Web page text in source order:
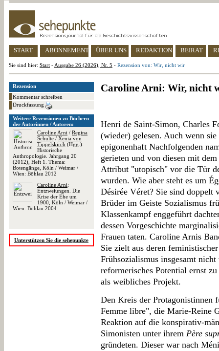
START ABONNEMENT ÜBER UNS REDAKTION BEIRAT
Sie sind hier: Start - Ausgabe 26 (2026), Nr. 5 - Rezension von: Wir, nicht wir
Rezension
Kommentar schreiben
Druckfassung
Weitere Rezensionen zu Büchern
der Autorinnen / Autoren:
Caroline Arni / Regina
Schulte / Xenia von
Tippelskirch (Hgg.):
Historische
Anthropologie. Jahrgang 20
(2012), Heft 1. Thema:
Botengänge, Köln / Weimar /
Wien: Böhlau 2012
Caroline Arni:
Entzweiungen. Die
Krise der Ehe um
1900, Köln / Weimar /
Wien: Böhlau 2004
Unterstützen Sie die sehepunkte
Caroline Arni: Wir, nicht
Henri de Saint-Simon, Charles
(wieder) gelesen. Auch wenn
epigonenhaft Nachfolgenden
gerieten und von diesen mit
Attribut "utopisch" vor die Tür
wurden. Wie aber steht es um
Désirée Véret? Sie sind doppelt
Brüder im Geiste Sozialismus
Klassenkampf enggeführt
dessen Vorgeschichte
Frauen taten. Caroline Arnis
Sie zielt aus deren
Frühsozialismus insgesamt
reformerisches Potential ernst
als weibliches Projekt.
Den Kreis der Protagonistinnen
Femme libre", die Marie-Reine
Reaktion auf die konspirativ-
Simonisten unter ihrem Père
gründeten. Dieser war nach